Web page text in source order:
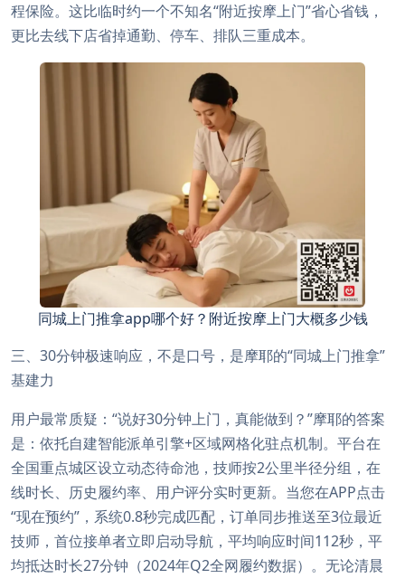
程保险。这比临时约一个不知名“附近按摩上门”省心省钱，
更比去线下店省掉通勤、停车、排队三重成本。
同城上门推拿app哪个好？附近按摩上门大概多少钱
三、30分钟极速响应，不是口号，是摩耶的“同城上门推拿”
基建力
用户最常质疑：“说好30分钟上门，真能做到？”摩耶的答案
是：依托自建智能派单引擎+区域网格化驻点机制。平台在
全国重点城区设立动态待命池，技师按2公里半径分组，在
线时长、历史履约率、用户评分实时更新。当您在APP点击
“现在预约”，系统0.8秒完成匹配，订单同步推送至3位最近
技师，首位接单者立即启动导航，平均响应时间112秒，平
均抵达时长27分钟（2024年Q2全网履约数据）。无论清晨